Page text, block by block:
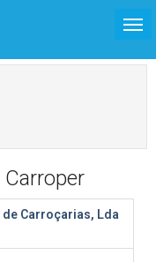
Carroçarias, Lda